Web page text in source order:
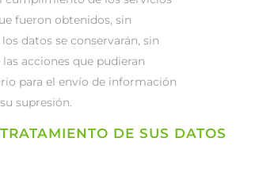
fueron obtenidos, sin
datos se conservarán, sin
acciones que pudieran
para el envío de información
supresión.
DE SUS DATOS